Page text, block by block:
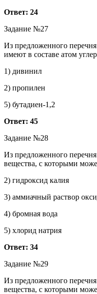
Ответ: 24
Задание №27
Из предложенного
имеют в составе атом
1) дивинил
2) пропилен
5) бутадиен-1,2
Ответ: 45
Задание №28
Из предложенного
вещества, с которыми
2) гидроксид калия
3) аммиачный раствор
4) бромная вода
5) хлорид натрия
Ответ: 34
Задание №29
Из предложенного
вещества, с которыми